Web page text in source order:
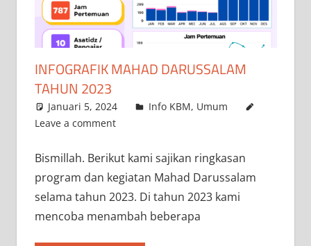
INFOGRAFIK MAHAD DARUSSALAM
TAHUN 2023
Januari 5, 2024 admin
Info KBM, Umum
Leave a comment
Bismillah. Berikut kami sajikan ringkasan
program dan kegiatan Mahad Darussalam
selama tahun 2023. Di tahun 2023 kami
mencoba menambah beberapa